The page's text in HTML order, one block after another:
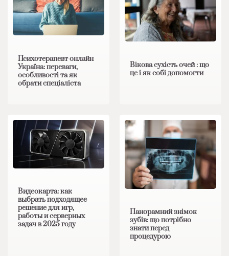
Психотерапевт онлайн
Україна: переваги,
особливості та як
обрати спеціаліста
Вікова сухість очей : що
це і як собі допомогти
Видеокарта: как
выбрать подходящее
решение для игр,
работы и серверных
задач в 2025 году
Панорамний знімок
зубів: що потрібно
знати перед
процедурою